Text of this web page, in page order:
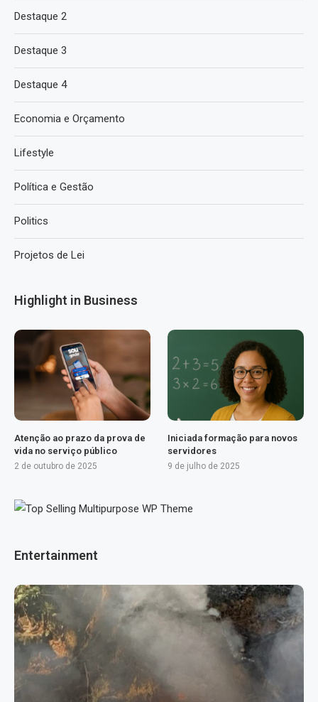
Destaque 2
Destaque 3
Destaque 4
Economia e Orçamento
Lifestyle
Política e Gestão
Politics
Projetos de Lei
Highlight in Business
Atenção ao prazo da prova de
vida no serviço público
2 de outubro de 2025
Iniciada formação para novos
servidores
9 de julho de 2025
Entertainment